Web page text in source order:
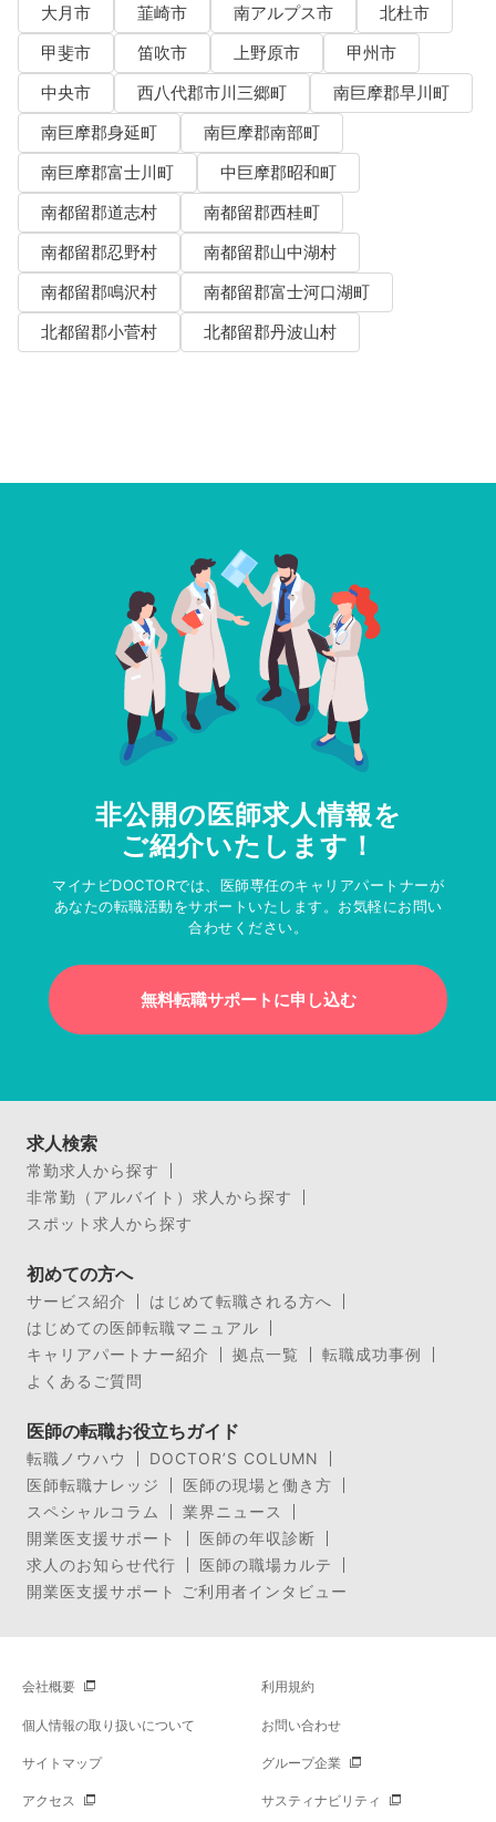
大月市
韮崎市 南アルプス市
北杜市
甲斐市
笛吹市 上野原市
甲州市
中央市
西八代郡市川三郷町
南巨摩郡早川町
南巨摩郡身延町
南巨摩郡南部町
南巨摩郡富士川町
中巨摩郡昭和町
南都留郡道志村
南都留郡西桂町
南都留郡忍野村
南都留郡山中湖村
南都留郡鳴沢村
南都留郡富士河口湖町
北都留郡小菅村
北都留郡丹波山村
非公開の医師求人情報を
ご紹介いたします！
マイナビDOCTORでは、医師専任のキャリアパートナーが
あなたの転職活動をサポートいたします。お気軽にお問い
合わせください。
無料転職サポートに申し込む
求人検索
常勤求人から探す
非常勤（アルバイト）求人から探す
スポット求人から探す
初めての方へ
サービス紹介
はじめて転職される方へ
はじめての医師転職マニュアル
キャリアパートナー紹介
拠点一覧
転職成功事例
よくあるご質問
医師の転職お役立ちガイド
転職ノウハウ
DOCTOR’S COLUMN
医師転職ナレッジ
医師の現場と働き方
スペシャルコラム
業界ニュース
開業医支援サポート
医師の年収診断
求人のお知らせ代行
医師の職場カルテ
開業医支援サポート ご利用者インタビュー
会社概要 利用規約
個人情報の取り扱いについて お問い合わせ
サイトマップ グループ企業
アクセス サスティナビリティ